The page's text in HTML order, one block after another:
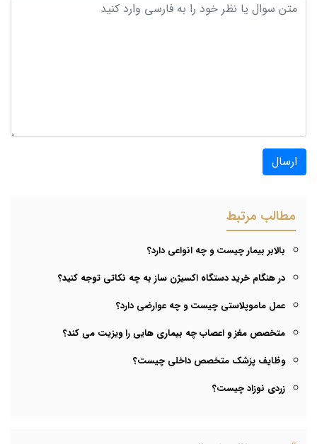
ارسال
مطالب مرتبط
بالابر بیمار چیست و چه انواعی دارد؟
در هنگام خرید دستگاه اکسیژن ساز به چه نکاتی توجه کنید؟
عمل ماموپلاستی چیست و چه عوارضی دارد؟
متخصص مغز و اعصاب چه بیماری هایی را ویزیت می کند؟
وظایف پزشک متخصص داخلی چیست؟
زردی نوزاد چیست؟